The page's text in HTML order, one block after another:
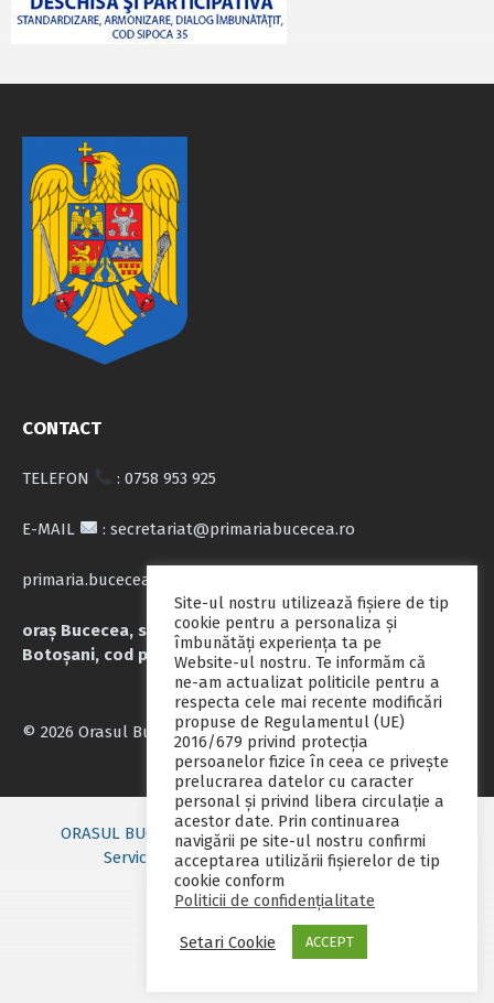
CONTACT
TELEFON : 0758 953 925
E-MAIL : secretariat@primariabucecea.ro
primaria.bucecea@yahoo.com
oraș Bucecea, str. Calea Națională nr.71, județul
Botoșani, cod poștal 717045
© 2026 Orasul Bucecea
ORASUL BUCECEA Primarie nou
Consiliul local
Servicii publice
Contact
Fii pregatit
Monitorul oficial local
Site-ul nostru utilizează fişiere de tip
cookie pentru a personaliza și
îmbunătăți experiența ta pe
Website-ul nostru. Te informăm că
ne-am actualizat politicile pentru a
respecta cele mai recente modificări
propuse de Regulamentul (UE)
2016/679 privind protecția
persoanelor fizice în ceea ce privește
prelucrarea datelor cu caracter
personal și privind libera circulație a
acestor date. Prin continuarea
navigării pe site-ul nostru confirmi
acceptarea utilizării fişierelor de tip
cookie conform
Politicii de confidențialitate
Setari Cookie ACCEPT